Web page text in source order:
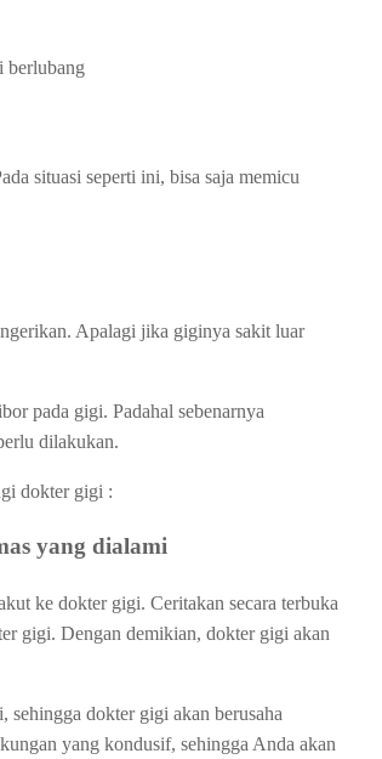
berlubang
situasi seperti ini, bisa saja memicu
Apalagi jika giginya sakit luar
pada gigi. Padahal sebenarnya
dilakukan.
dokter gigi :
yang dialami
ke dokter gigi. Ceritakan secara terbuka
gigi. Dengan demikian, dokter gigi akan
sehingga dokter gigi akan berusaha
yang kondusif, sehingga Anda akan